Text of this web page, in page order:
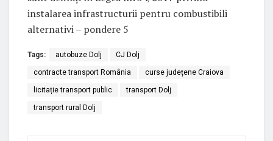
instalarea infrastructurii pentru combustibili
alternativi – pondere 5
Tags: autobuze Dolj CJ Dolj
contracte transport România curse județene Craiova
licitație transport public transport Dolj
transport rural Dolj